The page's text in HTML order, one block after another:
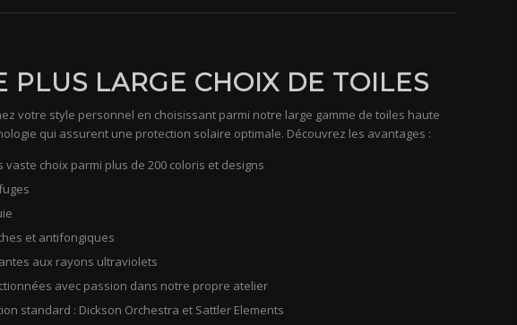
PLUS LARGE CHOIX DE TOILES
votre style personnel en choisissant parmi notre large gamme de toiles haute
qui assurent une protection solaire optimale. Découvrez les avantages :
vaste choix parmi plus de 200 coloris et designs
et antifongiques
aux rayons ultraviolets
avec passion dans notre propre atelier
standard : Dickson Orchestra et Sattler Elements